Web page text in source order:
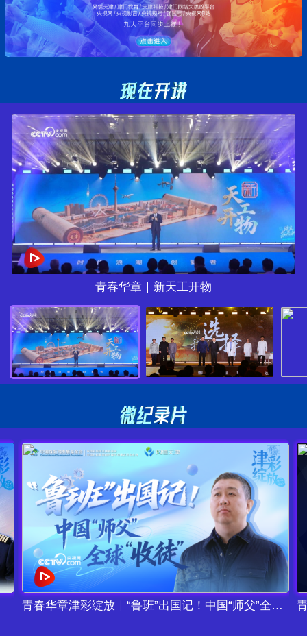
青春华章｜新天工开物
青春华章津彩绽放｜“鲁班”出国记！中国“师父”全球“收徒”